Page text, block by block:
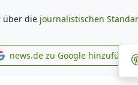
über die journalistischen
news.de zu
news.de zu Google hinzufügen